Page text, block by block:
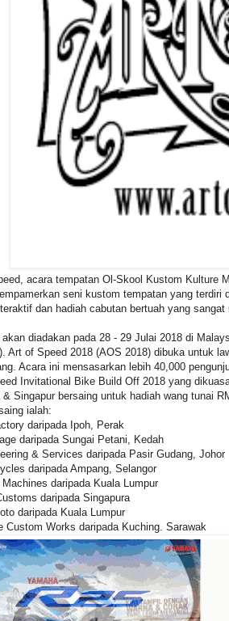
acara tempatan Ol-Skool Kustom Kulture
seni kustom tempatan yang terdiri
dan hadiah cabutan bertuah yang sangat
diadakan pada 28 - 29 Julai 2018 di
Art of Speed 2018 (AOS 2018) dibuka untuk
Acara ini mensasarkan lebih 40,000
Invitational Bike Build Off 2018 yang
& Singapur bersaing untuk hadiah wang tunai
ialah:
daripada Ipoh, Perak
daripada Sungai Petani, Kedah
& Services daripada Pasir Gudang, Johor
daripada Ampang, Selangor
daripada Kuala Lumpur
daripada Singapura
daripada Kuala Lumpur
Custom Works daripada Kuching. Sarawak